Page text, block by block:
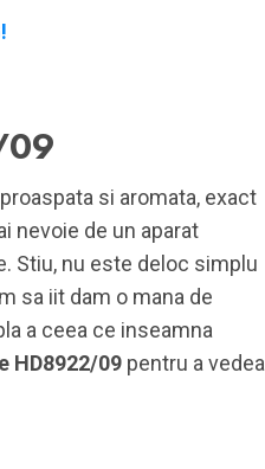
09
si aromata, exact
nevoie de un aparat
Stiu, nu este deloc simplu
sa iit dam o mana de
a ceea ce inseamna
HD8922/09 pentru a vedea